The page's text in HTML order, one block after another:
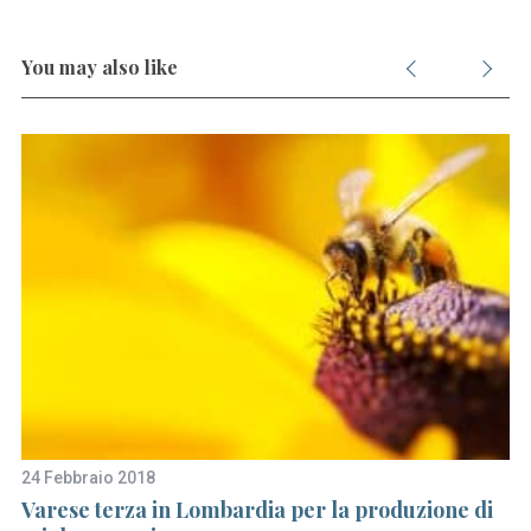
You may also like
24 Febbraio 2018
Varese terza in Lombardia per la produzione di